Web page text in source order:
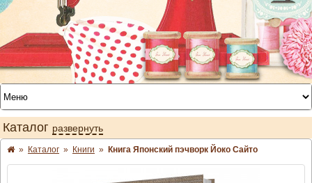
Каталог развернуть
» Каталог » Книги » Книга Японский пэчворк Йоко Сайто